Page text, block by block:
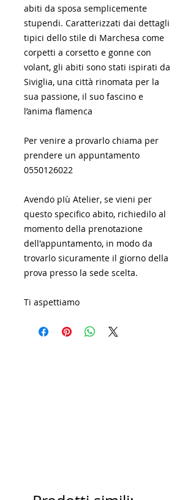
abiti da sposa semplicemente
stupendi. Caratterizzati dai dettagli
tipici dello stile di Marchesa come
corpetti a corsetto e gonne con
volant, gli abiti sono stati ispirati da
Siviglia, una città rinomata per la
sua passione, il suo fascino e
l’anima flamenca
Per venire a provarlo chiama per
prendere un appuntamento
0550126022
Avendo pIù Atelier, se vieni per
questo specifico abito, richiedilo al
momento della prenotazione
dell'appuntamento, in modo da
trovarlo sicuramente il giorno della
prova presso la sede scelta.
Ti aspettiamo